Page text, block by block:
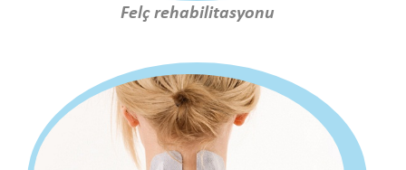
Felç rehabilitasyonu